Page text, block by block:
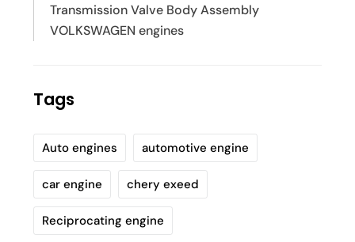
Transmission Valve Body Assembly
VOLKSWAGEN engines
Tags
Auto engines automotive engine
car engine chery exeed
Reciprocating engine